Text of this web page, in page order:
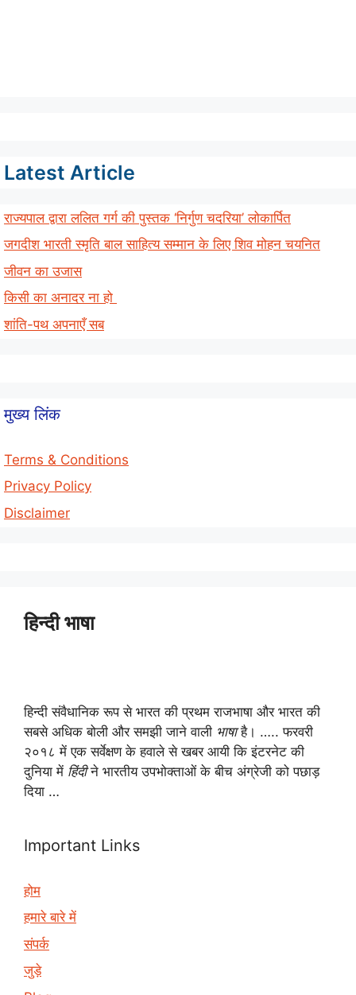
Latest Article
राज्यपाल द्वारा ललित गर्ग की पुस्तक ‘निर्गुण चदरिया’ लोकार्पित
जगदीश भारती स्मृति बाल साहित्य सम्मान के लिए शिव मोहन चयनित
जीवन का उजास
किसी का अनादर ना हो
शांति-पथ अपनाएँ सब
मुख्य लिंक
Terms & Conditions
Privacy Policy
Disclaimer
हिन्दी भाषा
हिन्दी संवैधानिक रूप से भारत की प्रथम राजभाषा और भारत की
सबसे अधिक बोली और समझी जाने वाली भाषाहै। ….. फरवरी
२०१८ में एक सर्वेक्षण के हवाले से खबर आयी कि इंटरनेट की
दुनिया में हिंदीने भारतीय उपभोक्ताओं के बीच अंग्रेजी को पछाड़
दिया …
Important Links
होम
हमारे बारे में
संपर्क
जुड़े